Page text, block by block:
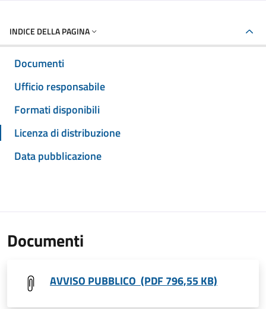
INDICE DELLA PAGINA
Documenti
Ufficio responsabile
Formati disponibili
Licenza di distribuzione
Data pubblicazione
Documenti
AVVISO PUBBLICO (PDF 796,55 KB)